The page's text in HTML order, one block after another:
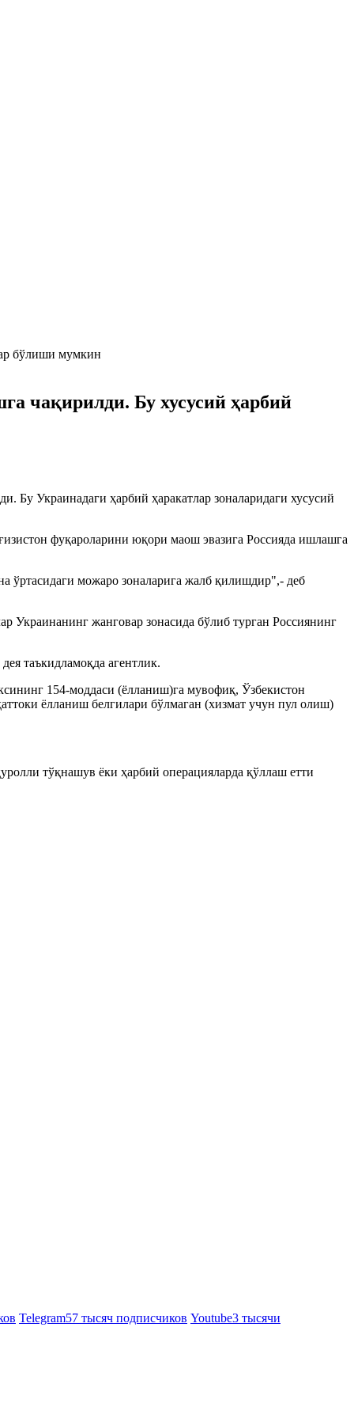
чақирилди. Бу хусусий ҳарбий
Бу Украинадаги ҳарбий ҳаракатлар зоналаридаги хусусий
фуқароларини юқори маош эвазига Россияда ишлашга
ўртасидаги можаро зоналарига жалб қилишдир",- деб
Украинанинг жанговар зонасида бўлиб турган Россиянинг
таъкидламоқда агентлик.
154-моддаси (ёлланиш)га мувофиқ, Ўзбекистон
ёлланиш белгилари бўлмаган (хизмат учун пул олиш)
тўқнашув ёки ҳарбий операцияларда қўллаш етти
Telegram57 тысяч подписчиков Youtube3 тысячи